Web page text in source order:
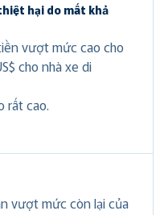
hại do mất khả
vượt mức cao cho
cho nhà xe di
rất cao.
vượt mức còn lại của